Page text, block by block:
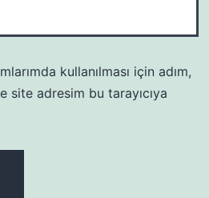
kullanılması için adım,
site adresim bu tarayıcıya